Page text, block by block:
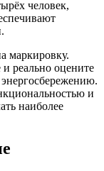
человек,
маркировку.
реально оцените
и
наиболее